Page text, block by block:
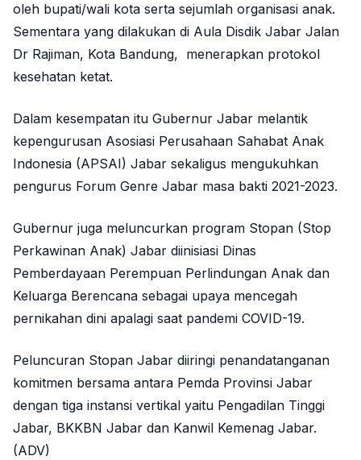
oleh bupati/wali kota serta sejumlah organisasi anak.
Sementara yang dilakukan di Aula Disdik Jabar Jalan
Dr Rajiman, Kota Bandung, menerapkan protokol
kesehatan ketat.
Dalam kesempatan itu Gubernur Jabar melantik
kepengurusan Asosiasi Perusahaan Sahabat Anak
Indonesia (APSAI) Jabar sekaligus mengukuhkan
pengurus Forum Genre Jabar masa bakti 2021-2023.
Gubernur juga meluncurkan program Stopan (Stop
Perkawinan Anak) Jabar diinisiasi Dinas
Pemberdayaan Perempuan Perlindungan Anak dan
Keluarga Berencana sebagai upaya mencegah
pernikahan dini apalagi saat pandemi COVID-19.
Peluncuran Stopan Jabar diiringi penandatanganan
komitmen bersama antara Pemda Provinsi Jabar
dengan tiga instansi vertikal yaitu Pengadilan Tinggi
Jabar, BKKBN Jabar dan Kanwil Kemenag Jabar.
(ADV)